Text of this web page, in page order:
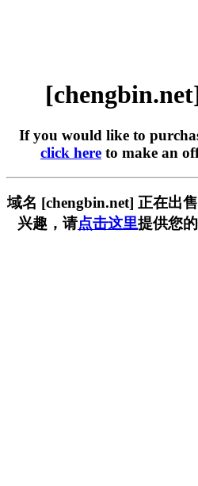
If you would like to
click here to make an
域名 [chengbin.net] 正在出
兴趣，请点击这里提供您